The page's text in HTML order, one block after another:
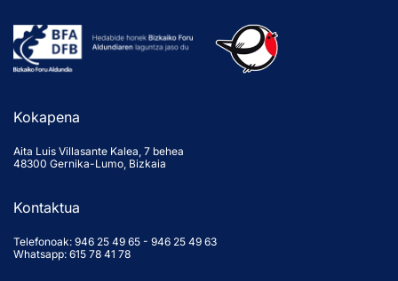
Kokapena
Aita Luis Villasante Kalea, 7 behea
48300 Gernika-Lumo, Bizkaia
Kontaktua
Telefonoak: 946 25 49 65 - 946 25 49 63
Whatsapp: 615 78 41 78